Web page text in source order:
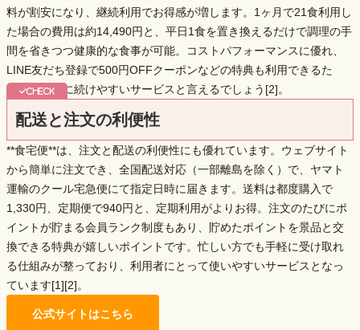
料が割安になり、継続利用でお得感が増します。1ヶ月で21食利用し
た場合の費用は約14,490円と、平日1食を置き換えるだけで調理の手
間を省きつつ健康的な食事が可能。コストパフォーマンスに優れ、
LINE友だち登録で500円OFFクーポンなどの特典も利用できるた
め、経済的に続けやすいサービスと言えるでしょう[2]。
配送と注文の利便性
**食宅便**は、注文と配送の利便性にも優れています。ウェブサイト
から簡単に注文でき、 全国配送対応 （一部離島を除く）で、ヤマト
運輸のクール宅急便にて指定日時に届きます。送料は都度購入で
1,330円、定期便で940円と、定期利用がよりお得。注文のたびにポ
イントが貯まる会員ランク制度もあり、貯めたポイントを景品と交
換できる特典が嬉しいポイントです。忙しい方でも手軽に受け取れ
る仕組みが整っており、利用者にとって使いやすいサービスとなっ
ています[1][2]。
公式サイトはこちら